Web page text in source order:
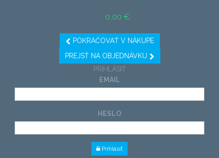
0,00 €
POKRAČOVAŤ V NÁKUPE
PREJSŤ NA OBJEDNÁVKU
PRIHLÁSIŤ
EMAIL
HESLO
Prihlásiť